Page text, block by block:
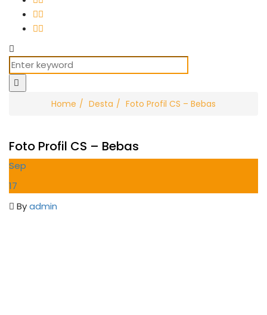
Home Desta Foto Profil CS – Bebas
Foto Profil CS – Bebas
Sep
17
Byadmin